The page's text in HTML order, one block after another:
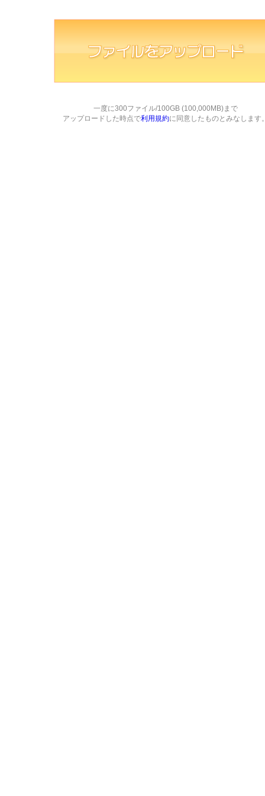
一度に300ファイル/100GB (100,000MB)まで
アップロードした時点で利用規約に同意したものとみなします